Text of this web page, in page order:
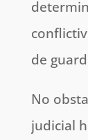
de
No
judicial